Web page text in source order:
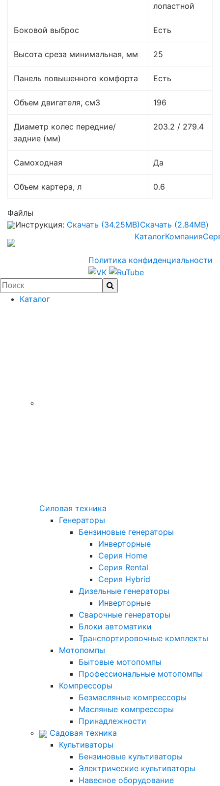
лопастной
Боковой выброс Есть
Высота среза минимальная, мм 25
Панель повышенного комфорта Есть
Объем двигателя, см3 196
Диаметр колес передние/
задние (мм)
203.2 / 279.4
Самоходная Да
Объем картера, л 0.6
Файлы
Инструкция: Скачать (34.25MB)Скачать (2.84MB)
КаталогКомпания
Политика конфиденциальности
Каталог
Силовая техника
Генераторы
Бензиновые генераторы
Инверторные
Серия Home
Серия Rental
Серия Hybrid
Дизельные генераторы
Инверторные
Сварочные генераторы
Блоки автоматики
Транспортировочные комплекты
Мотопомпы
Бытовые мотопомпы
Профессиональные мотопомпы
Компрессоры
Безмасляные компрессоры
Масляные компрессоры
Принадлежности
Садовая техника
Культиваторы
Бензиновые культиваторы
Электрические культиваторы
Навесное оборудование